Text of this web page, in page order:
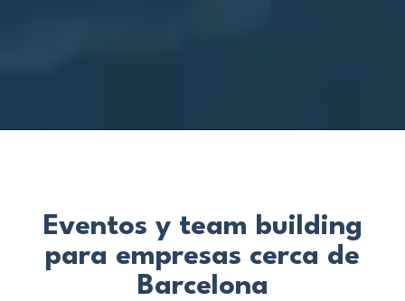
Eventos y team building
para empresas cerca de
Barcelona